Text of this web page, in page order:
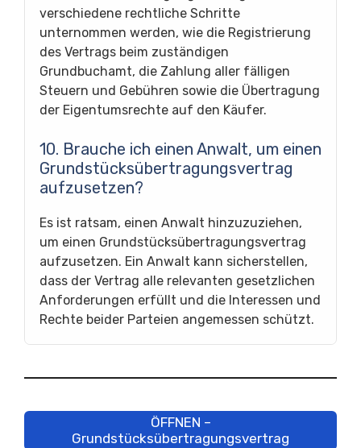
verschiedene rechtliche Schritte
unternommen werden, wie die Registrierung
des Vertrags beim zuständigen
Grundbuchamt, die Zahlung aller fälligen
Steuern und Gebühren sowie die Übertragung
der Eigentumsrechte auf den Käufer.
10. Brauche ich einen Anwalt, um einen
Grundstücksübertragungsvertrag
aufzusetzen?
Es ist ratsam, einen Anwalt hinzuzuziehen,
um einen Grundstücksübertragungsvertrag
aufzusetzen. Ein Anwalt kann sicherstellen,
dass der Vertrag alle relevanten gesetzlichen
Anforderungen erfüllt und die Interessen und
Rechte beider Parteien angemessen schützt.
ÖFFNEN –
Grundstücksübertragungsvertrag